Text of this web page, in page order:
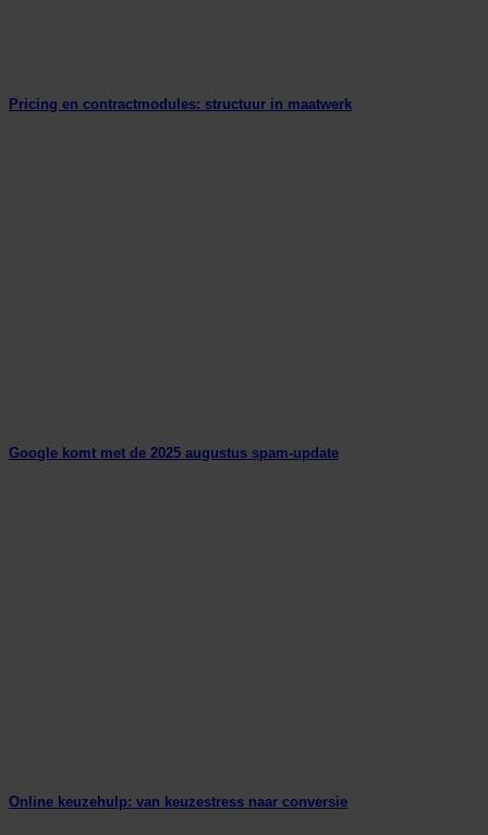
Pricing en contractmodules: structuur in maatwerk
Google komt met de 2025 augustus spam-update
Online keuzehulp: van keuzestress naar conversie